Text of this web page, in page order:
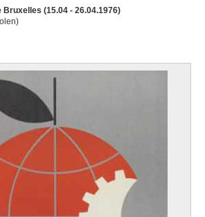
(15.04 - 26.04.1976)